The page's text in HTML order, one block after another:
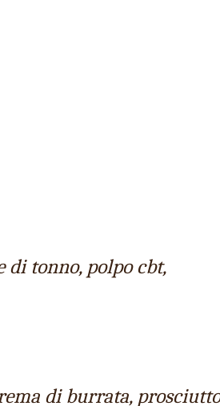
di tonno, polpo cbt,
di burrata,